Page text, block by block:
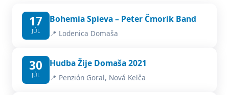
17
JÚL
Bohemia Spieva – Peter Čmorik Band
📍 Lodenica Domaša
30
JÚL
Hudba Žije Domaša 2021
📍 Penzión Goral, Nová Kelča